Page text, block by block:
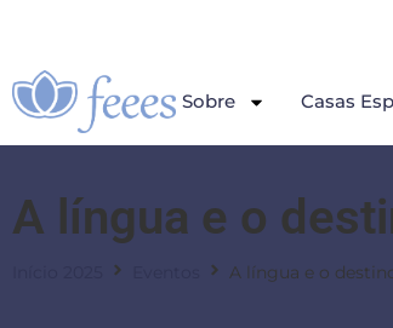
Sobre Casas
A língua e o
A língua e o